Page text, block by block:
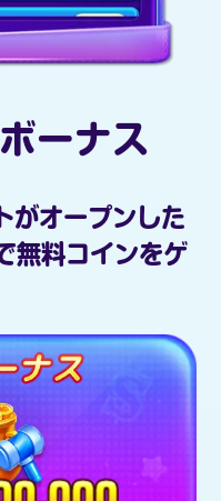
ーナス
がオープンした
無料コインをゲ